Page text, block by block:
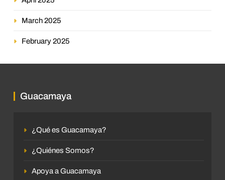
March 2025
February 2025
Guacamaya
¿Qué es Guacamaya?
¿Quiénes Somos?
Apoya a Guacamaya